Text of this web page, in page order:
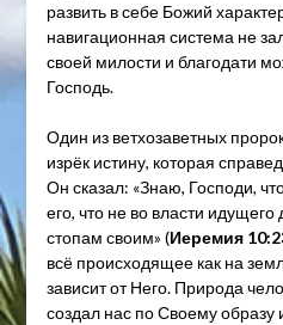
развить в себе Божий
навигационная система не
своей милости и благодати
Господь.
Один из ветхозаветных
изрёк истину, которая
Он сказал: «Знаю, Господи,
его, что не во власти
стопам своим» (Иеремия
всё происходящее как на
зависит от Него. Природа
создал нас по Своему образу